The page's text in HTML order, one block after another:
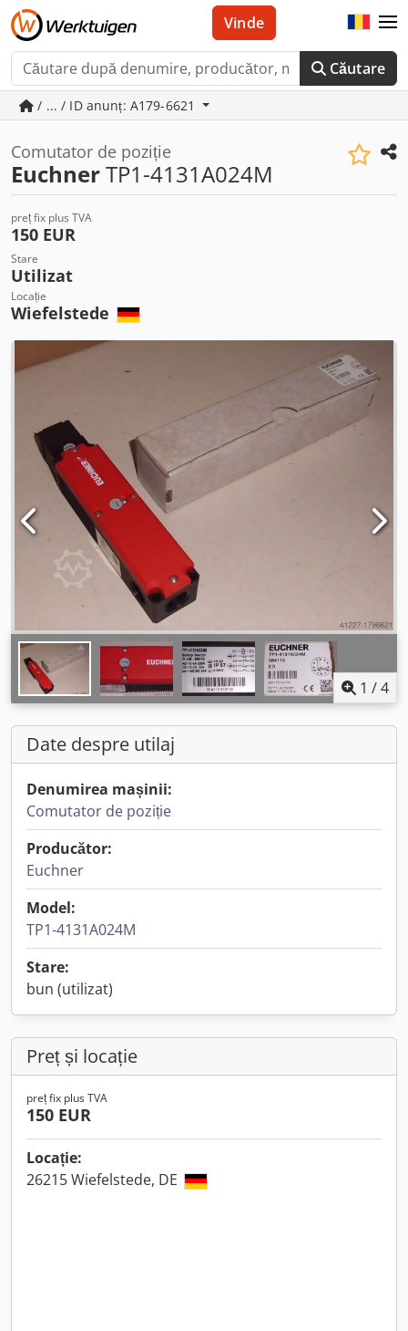
Căutare
Vinde
/ ... / ID anunț: A179-6621
Comutator de poziție
EuchnerTP1-4131A024M
preț fix plus TVA
150 EUR
Stare
Utilizat
Locație
Wiefelstede
1 /4
Date despre utilaj
Denumirea mașinii:
Comutator de poziție
Producător:
Euchner
Model:
TP1-4131A024M
Stare:
bun (utilizat)
Preț și locație
preț fix plus TVA
150 EUR
Locație:
26215 Wiefelstede, DE